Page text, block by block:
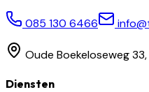
085 130 6466
Oude Boekeloseweg
Diensten